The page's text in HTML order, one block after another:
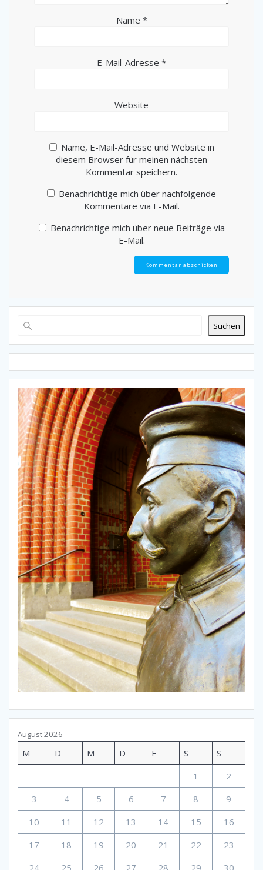
Name *
E-Mail-Adresse *
Website
Name, E-Mail-Adresse und Website in
diesem Browser für meinen nächsten
Kommentar speichern.
Benachrichtige mich über nachfolgende
Kommentare via E-Mail.
Benachrichtige mich über neue Beiträge via
E-Mail.
Suchen
August 2026
M D M D F S
S
1
2
3
4 5 6 7 8
9
10
11 12 13 14 15
16
17
18 19 20 21 22
23